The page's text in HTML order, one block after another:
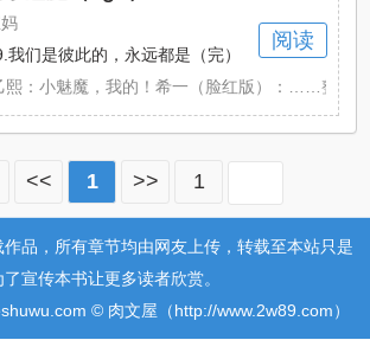
我们是彼此的，永远都是（完）
熙：小魅魔，我的！希一（脸红版）：……整体
阅读
<< 1 >> 1
品，所有章节均由网友上传，转载至本站只是
了宣传本书让更多读者欣赏。
© 肉文屋（http://www.2w89.com）